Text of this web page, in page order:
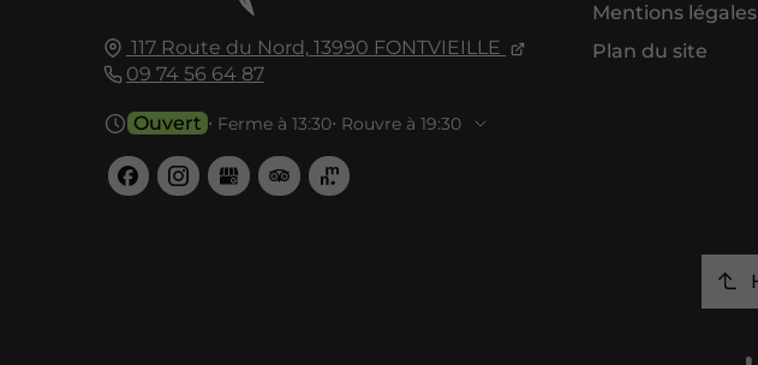
117 Route du Nord, 13990 FONTVIEILLE
09 74 56 64 87
Ouvert ⋅ Ferme à 13:30⋅ Rouvre à 19:30
Mentions légales
Plan du site